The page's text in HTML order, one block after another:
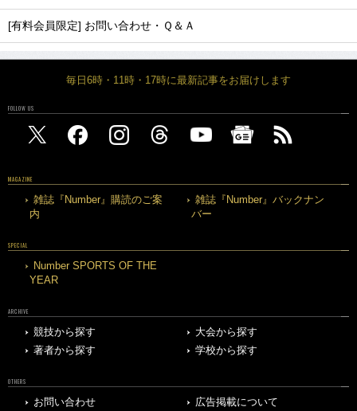
[有料会員限定] お問い合わせ・Ｑ＆Ａ
毎日6時・11時・17時に最新記事をお届けします
FOLLOW US
MAGAZINE
雑誌『Number』購読のご案
内
雑誌『Number』バックナン
バー
SPECIAL
Number SPORTS OF THE
YEAR
ARCHIVE
競技から探す
大会から探す
著者から探す
学校から探す
OTHERS
お問い合わせ 広告掲載について